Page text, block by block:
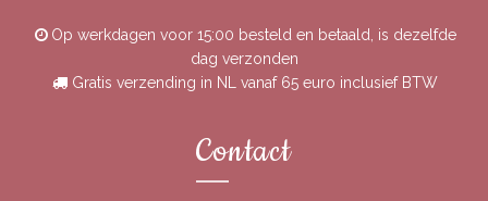
Op werkdagen voor 15:00 besteld en betaald, is dezelfde
dag verzonden
Gratis verzending in NL vanaf 65 euro inclusief BTW
Contact